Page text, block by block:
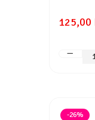
125,00
-26%